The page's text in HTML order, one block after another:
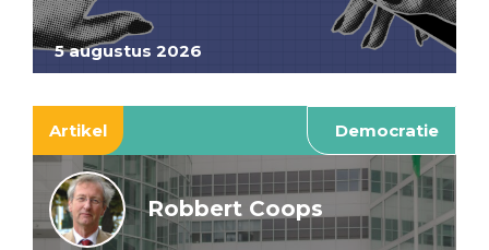
5 augustus 2026
Artikel Democratie
Robbert Coops